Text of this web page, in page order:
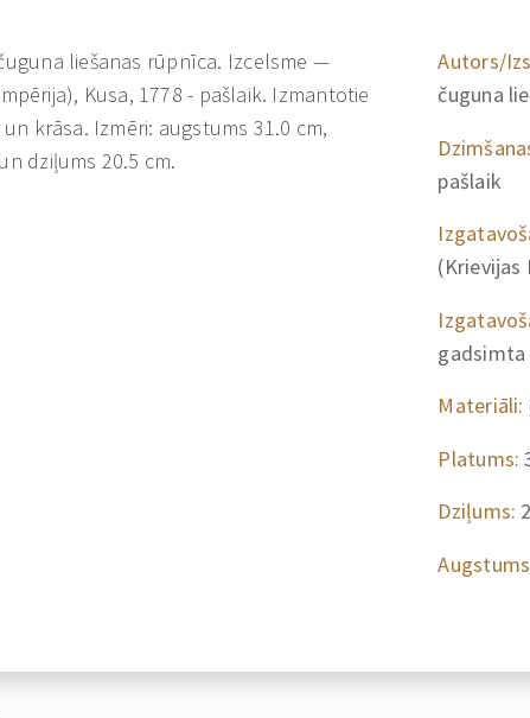
liešanas rūpnīca. Izcelsme —
Kusa, 1778 - pašlaik. Izmantotie
krāsa. Izmēri: augstums 31.0 cm,
dziļums 20.5 cm.
Autors/
čuguna
pašlaik
(Krievijas
gadsimta
Materiāli:
Platums:
Dziļums: